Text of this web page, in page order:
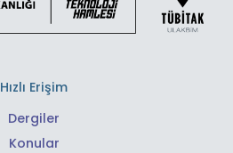
Hızlı Erişim
Dergiler
Konular